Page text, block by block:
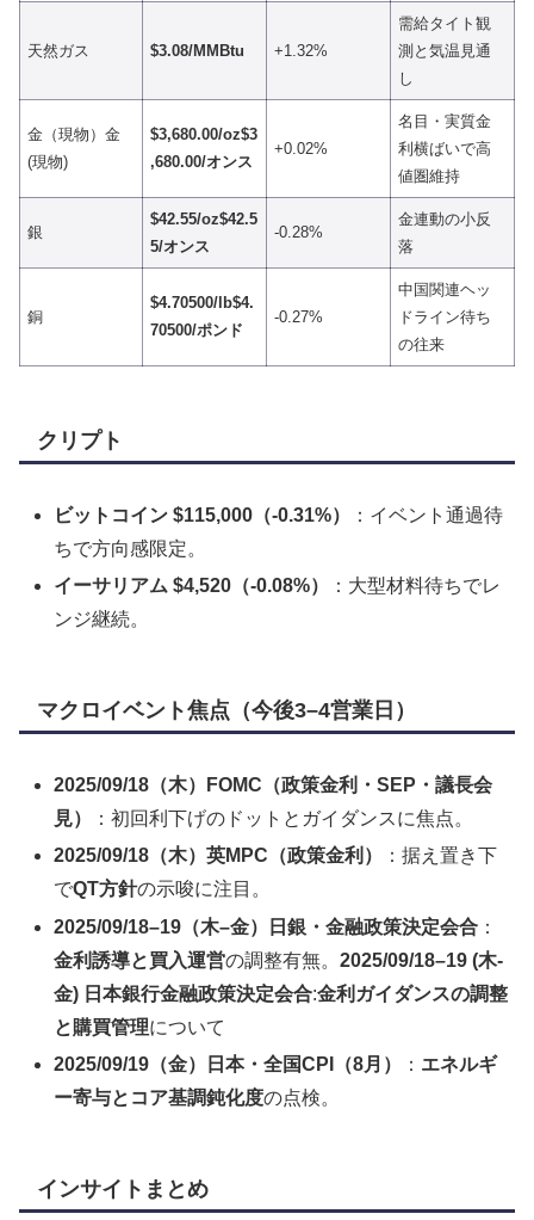
天然ガス $3.08/MMBtu +1.32%
需給タイト観
測と気温見通
し
金（現物）金
(現物)
$3,680.00/oz$3
,680.00/オンス
+0.02%
名目・実質金
利横ばいで高
値圏維持
銀
$42.55/oz$42.5
5/オンス
-0.28%
金連動の小反
落
銅
$4.70500/lb$4.
70500/ポンド
-0.27%
中国関連ヘッ
ドライン待ち
の往来
クリプト
ビットコイン $115,000（-0.31%）
：イベント通過待
ちで方向感限定。
イーサリアム $4,520（-0.08%）
：大型材料待ちでレ
ンジ継続。
マクロイベント焦点（今後3–4営業日）
2025/09/18（木）FOMC（政策金利・SEP・議長会
見）
：初回利下げのドットとガイダンスに焦点。
2025/09/18（木）英MPC（政策金利）
：据え置き下
でQT方針の示唆に注目。
2025/09/18–19（木–金）日銀・金融政策決定会合 ：
金利誘導と買入運営の調整有無。2025/09/18–19 (木-
金) 日本銀行金融政策決定会合:金利ガイダンスの調整
と購買管理について
2025/09/19（金）日本・全国CPI（8月）
： エネルギ
ー寄与とコア基調鈍化度の点検。
インサイトまとめ